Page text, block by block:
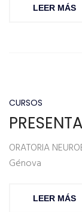
LEER MÁS
CURSOS
ORATORIA
Génova
LEER MÁS